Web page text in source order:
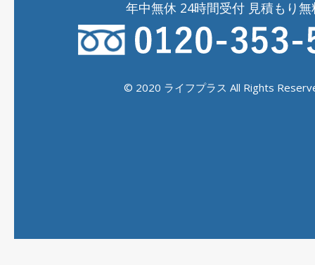
年中無休 24時間受付 見積もり無
© 2020 ライフプラス All Rights